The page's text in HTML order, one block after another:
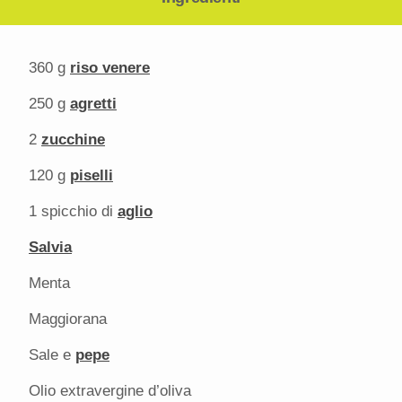
360 g riso venere
250 g agretti
2 zucchine
120 g piselli
1 spicchio di aglio
Salvia
Menta
Maggiorana
Sale e pepe
Olio extravergine d’oliva